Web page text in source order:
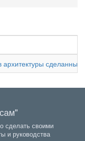
сделанные
сделать своими
и руководства